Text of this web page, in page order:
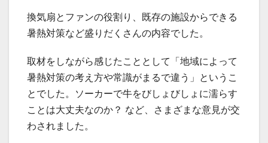
換気扇とファンの役割り、既存の施設からできる
暑熱対策など盛りだくさんの内容でした。
取材をしながら感じたこととして「地域によって
暑熱対策の考え方や常識がまるで違う」というこ
とでした。ソーカーで牛をびしょびしょに濡らす
ことは大丈夫なのか？ など、さまざまな意見が交
わされました。